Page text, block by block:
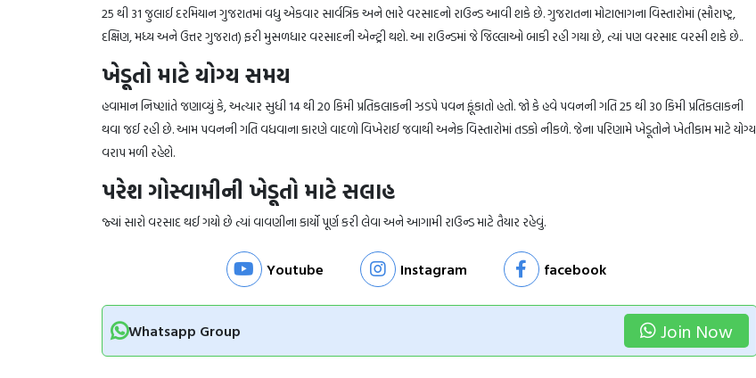
25 થી 31 જુલાઈ દરમિયાન ગુજરાતમાં વધુ એકવાર સાર્વત્રિક અને ભારે વરસાદનો રાઉન્ડ આવી શકે છે. ગુજરાતના મોટાભાગના વિસ્તારોમાં (સૌરાષ્ટ્ર,
દક્ષિણ, મધ્ય અને ઉત્તર ગુજરાત) ફરી મુસળધાર વરસાદની એન્ટ્રી થશે. આ રાઉન્ડમાં જે જિલ્લાઓ બાકી રહી ગયા છે, ત્યાં પણ વરસાદ વરસી શકે છે..
ખેડૂતો માટે યોગ્ય સમય
હવામાન નિષ્ણાંતે જણાવ્યું કે, અત્યાર સુધી 14 થી 20 કિમી પ્રતિકલાકની ઝડપે પવન ફૂંકાતો હતો. જો કે હવે પવનની ગતિ 25 થી 30 કિમી પ્રતિકલાકની
થવા જઈ રહી છે. આમ પવનની ગતિ વધવાના કારણે વાદળો વિખેરાઈ જવાથી અનેક વિસ્તારોમાં તડકો નીકળે. જેના પરિણામે ખેડૂતોને ખેતીકામ માટે યોગ્ય
વરાપ મળી રહેશે.
પરેશ ગોસ્વામીની ખેડૂતો માટે સલાહ
જ્યાં સારો વરસાદ થઈ ગયો છે ત્યાં વાવણીના કાર્યો પૂર્ણ કરી લેવા અને આગામી રાઉન્ડ માટે તૈયાર રહેવું.
Youtube Instagram facebook
Whatsapp Group Join Now